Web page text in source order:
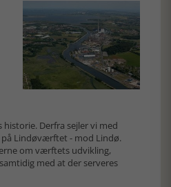
Derfra sejler vi med
Lindøværftet - mod Lindø.
om værftets udvikling,
med at der serveres